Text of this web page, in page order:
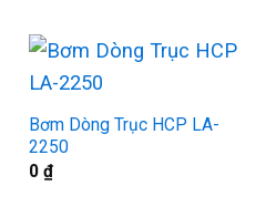
Bơm Dòng Trục HCP LA-
2250
0 ₫